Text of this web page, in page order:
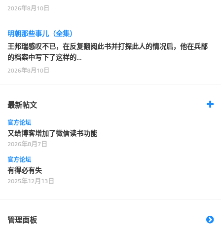
2026年8月10日
明朝那些事儿（全集）
王邦瑞感叹不已，在反复翻阅此书并打探此人的情况后，他在兵部
的档案中写下了这样的…
2026年8月10日
最新帖文
官方论坛
又给博客增加了微信读书功能
2026年8月7日
官方论坛
有得必有失
2025年12月13日
管理面板